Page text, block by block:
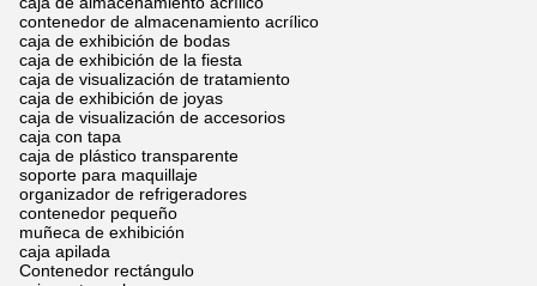
contenedor de almacenamiento acrílico
caja de exhibición de bodas
caja de exhibición de la fiesta
caja de visualización de tratamiento
caja de exhibición de joyas
caja de visualización de accesorios
caja con tapa
caja de plástico transparente
soporte para maquillaje
organizador de refrigeradores
contenedor pequeño
muñeca de exhibición
caja apilada
Contenedor rectángulo